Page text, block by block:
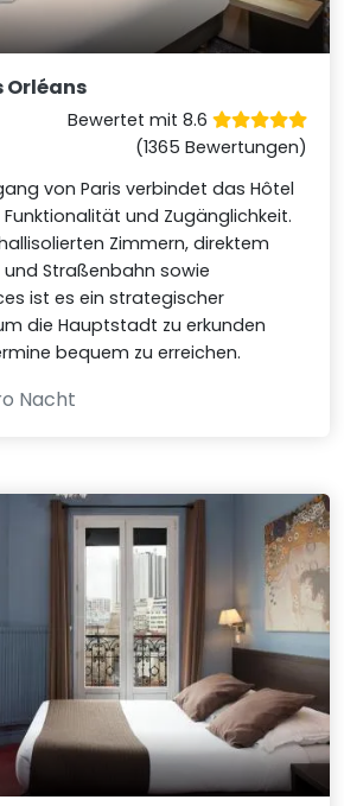
Orléans
Bewertet mit 8.6
(1365 Bewertungen)
von Paris verbindet das Hôtel
und Zugänglichkeit.
Zimmern, direktem
Straßenbahn sowie
ist es ein strategischer
die Hauptstadt zu erkunden
bequem zu erreichen.
Nacht